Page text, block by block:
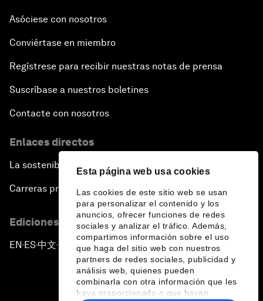
Esta página web usa cookies
Las cookies de este sitio web se usan
para personalizar el contenido y los
anuncios, ofrecer funciones de redes
sociales y analizar el tráfico. Además,
compartimos información sobre el uso
que haga del sitio web con nuestros
partners de redes sociales, publicidad y
análisis web, quienes pueden
combinarla con otra información que les
haya proporcionado o que hayan
Asóciese con nosotros
Conviértase en miembro
Regístrese para recibir nuestras notas de prensa
Suscríbase a nuestros boletines
Contacte con nosotros
Enlaces directos
La sostenibilidad en el Foro
Carreras profesionales
Ediciones en otros idiomas
EN ▪ ES▪中文▪ 日本語